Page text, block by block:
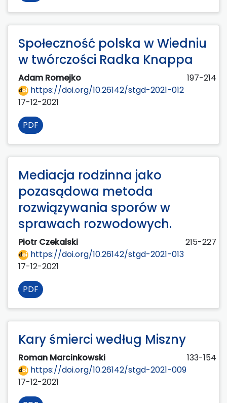
Społeczność polska w Wiedniu
w twórczości Radka Knappa
Adam Romejko
197-214
https://doi.org/10.26142/stgd-2021-012
17-12-2021
PDF
Mediacja rodzinna jako
pozasądowa metoda
rozwiązywania sporów w
sprawach rozwodowych.
Piotr Czekalski
215-227
https://doi.org/10.26142/stgd-2021-013
17-12-2021
PDF
Kary śmierci według Miszny
Roman Marcinkowski
133-154
https://doi.org/10.26142/stgd-2021-009
17-12-2021